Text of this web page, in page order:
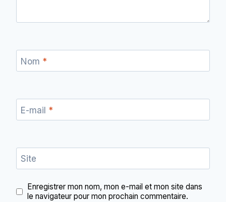
Nom *
E-mail *
Site
Enregistrer mon nom, mon e-mail et mon site dans
le navigateur pour mon prochain commentaire.